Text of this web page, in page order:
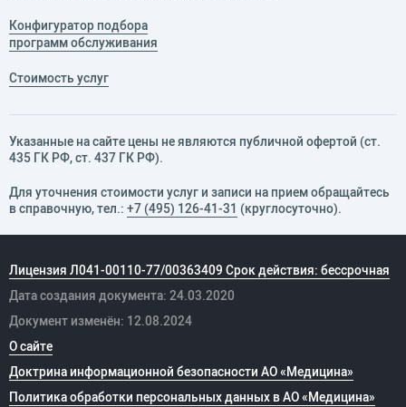
Конфигуратор подбора
программ обслуживания
Стоимость услуг
Указанные на сайте цены не являются публичной офертой (ст.
435 ГК РФ, cт. 437 ГК РФ).
Для уточнения стоимости услуг и записи на прием обращайтесь
в справочную, тел.: +7 (495) 126-41-31 (круглосуточно).
Лицензия Л041-00110-77/00363409 Срок действия: бессрочная
Дата создания документа: 24.03.2020
Документ изменён: 12.08.2024
О сайте
Доктрина информационной безопасности АО «Медицина»
Политика обработки персональных данных в АО «Медицина»